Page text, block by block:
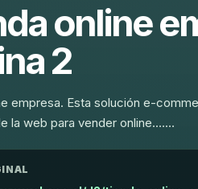
online
2
empresa. Esta solución e-
la web para vender online.……